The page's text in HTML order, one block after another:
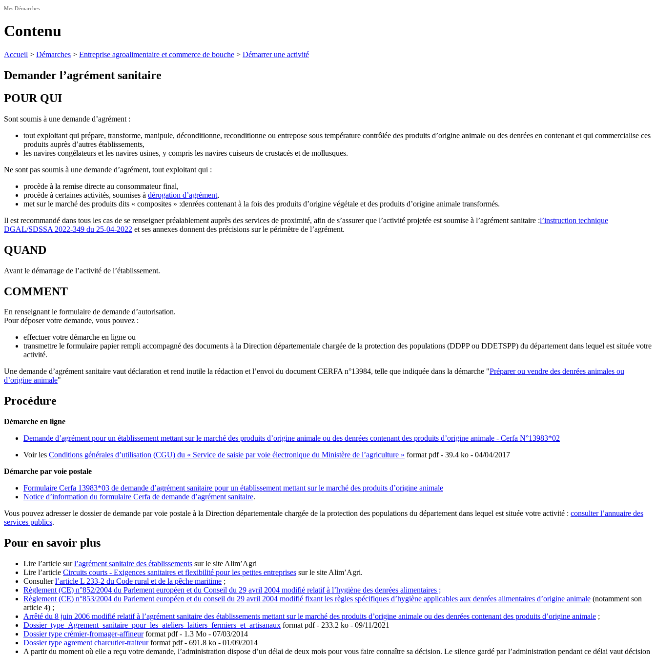
Mes Démarches
Contenu
Accueil > Démarches > Entreprise agroalimentaire et commerce de bouche > Démarrer une activité
Demander l’agrément sanitaire
POUR QUI
Sont soumis à une demande d’agrément :
tout exploitant qui prépare, transforme, manipule, déconditionne, reconditionne ou entrepose sous température contrôlée des produits d’origine animale ou des denrées en contenant et qui commercialise ces
produits auprès d’autres établissements,
les navires congélateurs et les navires usines, y compris les navires cuiseurs de crustacés et de mollusques.
Ne sont pas soumis à une demande d’agrément, tout exploitant qui :
procède à la remise directe au consommateur final,
procède à certaines activités, soumises à dérogation d’agrément,
met sur le marché des produits dits « composites » :denrées contenant à la fois des produits d’origine végétale et des produits d’origine animale transformés.
Il est recommandé dans tous les cas de se renseigner préalablement auprès des services de proximité, afin de s’assurer que l’activité projetée est soumise à l’agrément sanitaire :l’instruction technique
DGAL/SDSSA 2022-349 du 25-04-2022 et ses annexes donnent des précisions sur le périmètre de l’agrément.
QUAND
Avant le démarrage de l’activité de l’établissement.
COMMENT
En renseignant le formulaire de demande d’autorisation.
Pour déposer votre demande, vous pouvez :
effectuer votre démarche en ligne ou
transmettre le formulaire papier rempli accompagné des documents à la Direction départementale chargée de la protection des populations (DDPP ou DDETSPP) du département dans lequel est située votre
activité.
Une demande d’agrément sanitaire vaut déclaration et rend inutile la rédaction et l’envoi du document CERFA n°13984, telle que indiquée dans la démarche "Préparer ou vendre des denrées animales ou
d’origine animale"
Procédure
Démarche en ligne
Demande d’agrément pour un établissement mettant sur le marché des produits d’origine animale ou des denrées contenant des produits d’origine animale - Cerfa N°13983*02
Voir les Conditions générales d’utilisation (CGU) du « Service de saisie par voie électronique du Ministère de l’agriculture » format pdf- 39.4 ko - 04/04/2017
Démarche par voie postale
Formulaire Cerfa 13983*03 de demande d’agrément sanitaire pour un établissement mettant sur le marché des produits d’origine animale
Notice d’information du formulaire Cerfa de demande d’agrément sanitaire.
Vous pouvez adresser le dossier de demande par voie postale à la Direction départementale chargée de la protection des populations du département dans lequel est située votre activité : consulter l’annuaire des
services publics.
Pour en savoir plus
Lire l’article surl’agrément sanitaire des établissements sur le site Alim’Agri
Lire l’article Circuits courts - Exigences sanitaires et flexibilité pour les petites entreprises sur le site Alim’Agri.
Consulterl’article L 233-2 du Code rural et de la pêche maritime ;
Règlement (CE) n°852/2004 du Parlement européen et du Conseil du 29 avril 2004 modifié relatif à l’hygiène des denrées alimentaires ;
Règlement (CE) n°853/2004 du Parlement européen et du conseil du 29 avril 2004 modifié fixant les règles spécifiques d’hygiène applicables aux denrées alimentaires d’origine animale (notamment son
article 4) ;
Arrêté du 8 juin 2006 modifié relatif à l’agrément sanitaire des établissements mettant sur le marché des produits d’origine animale ou des denrées contenant des produits d’origine animale ;
Dossier_type_Agrement_sanitaire_pour_les_ateliers_laitiers_fermiers_et_artisanaux format pdf- 233.2 ko - 09/11/2021
Dossier type crémier-fromager-affineur format pdf- 1.3 Mo - 07/03/2014
Dossier type agrement charcutier-traiteur format pdf- 691.8 ko - 01/09/2014
A partir du moment où elle a reçu votre demande, l’administration dispose d’un délai de deux mois pour vous faire connaître sa décision. Le silence gardé par l’administration pendant ce délai vaut décision